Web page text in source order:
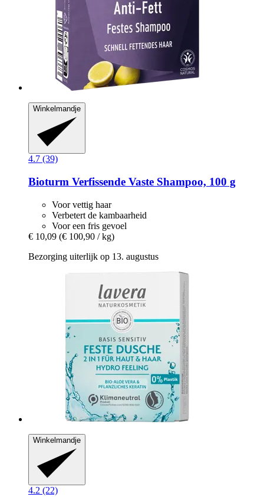
Winkelmandje
4.7 (39)
Bioturm Verfissende Vaste Shampoo, 100 g
Voor vettig haar
Verbetert de kambaarheid
Voor een fris gevoel
€ 10,09 (€ 100,90 / kg)
Bezorging uiterlijk op 13. augustus
Winkelmandje
4.2 (22)